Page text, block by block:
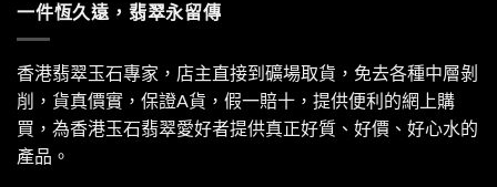
一件恆久遠，翡翠永留傳
香港翡翠玉石專家，店主直接到礦場取貨，免去各種中層剝
削，貨真價實，保證A貨，假一賠十，提供便利的網上購
買，為香港玉石翡翠愛好者提供真正好質、好價、好心水的
產品。